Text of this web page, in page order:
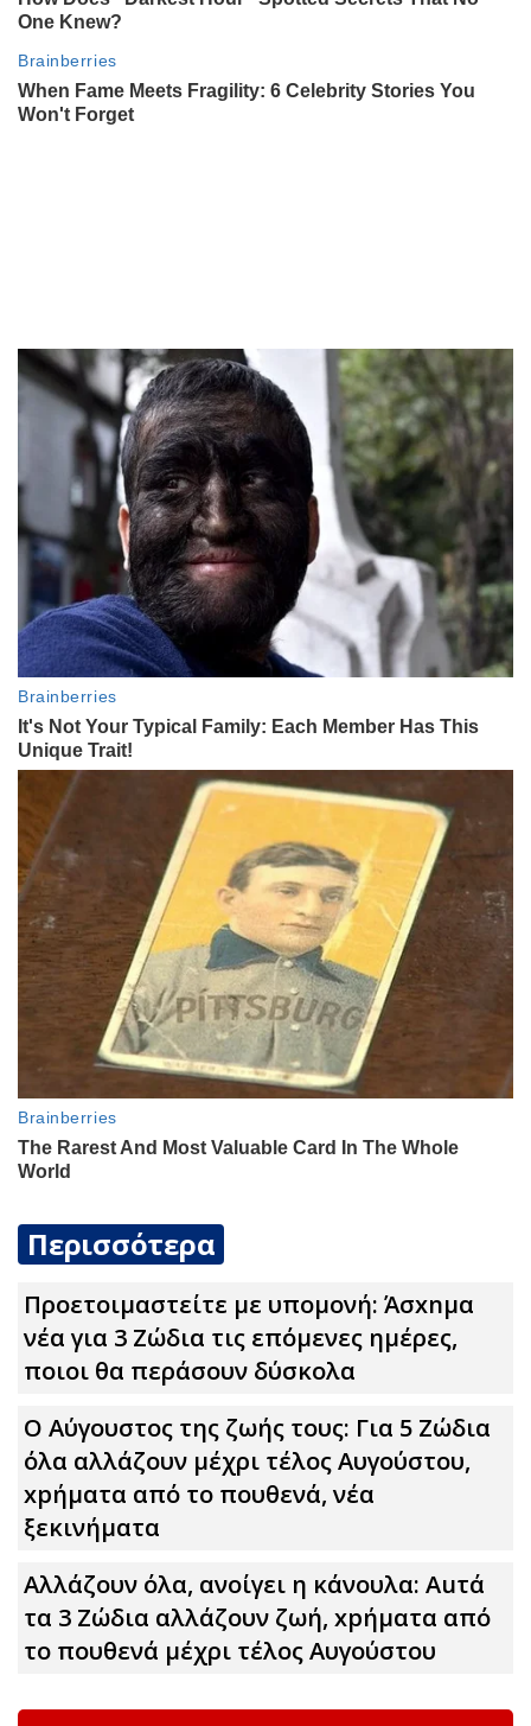
Περισσότερα
Προετοιμαστείτε με υπομονή: Άσxnμα
νέα για 3 Zώδια τις επόμενες ημέρες,
ποιοι θα περάσουν δύσκολα
Ο Αύγουστος της ζωής τους: Για 5 Zώδια
όλα αλλάζουν μέχρι τέλος Αυγούστου,
xpήματα από το πουθενά, νέα
ξεκινήματα
Αλλάζουν όλα, ανοίγει η κάνουλα: Αuτά
τα 3 Zώδια αλλάζουν ζωή, xpήματα από
το πουθενά μέχρι τέλος Αυγούστου